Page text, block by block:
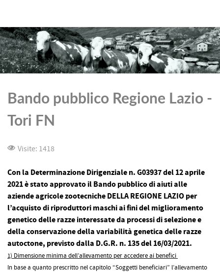
Bando pubblico Regione Lazio -
Tori FN
Visite: 1418
Con la Determinazione Dirigenziale n. G03937 del 12 aprile
2021 è stato approvato il Bando pubblico di aiuti alle
aziende agricole zootecniche DELLA REGIONE LAZIO per
l’acquisto di riproduttori maschi ai fini del miglioramento
genetico delle razze interessate da processi di selezione e
della conservazione della variabilità genetica delle razze
autoctone, previsto dalla D.G.R. n. 135 del 16/03/2021.
1) Dimensione minima dell’allevamento per accedere ai benefici
In base a quanto prescritto nel capitolo “Soggetti beneficiari” l’allevamento